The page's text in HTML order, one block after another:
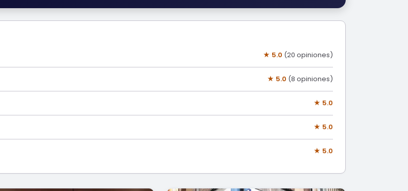
★ 5.0 (20 opiniones)
★ 5.0 (8 opiniones)
★ 5.0
★ 5.0
★ 5.0